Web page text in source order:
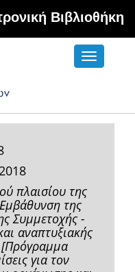
Βιβλιοθήκη
Toggle
πλαισίου της
της
Συμμετοχής -
αναπτυξιακής
[Πρόγραμμα
για τον